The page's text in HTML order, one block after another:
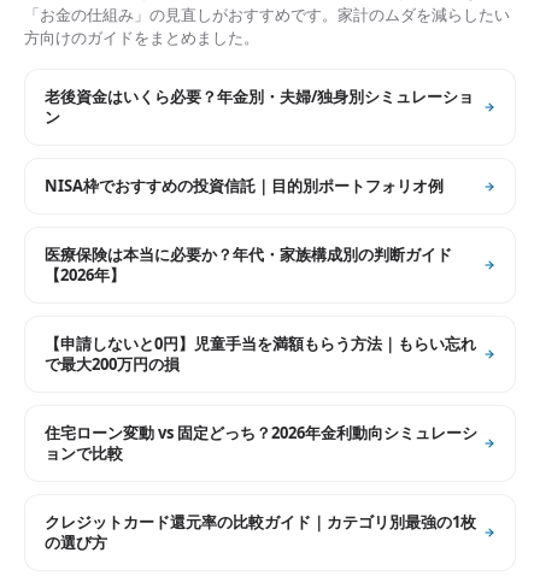
「お金の仕組み」の見直しがおすすめです。家計のムダを減らしたい
方向けのガイドをまとめました。
老後資金はいくら必要？年金別・夫婦/独身別シミュレーショ
ン
NISA枠でおすすめの投資信託｜目的別ポートフォリオ例
医療保険は本当に必要か？年代・家族構成別の判断ガイド
【2026年】
【申請しないと0円】児童手当を満額もらう方法｜もらい忘れ
で最大200万円の損
住宅ローン変動 vs 固定どっち？2026年金利動向シミュレーシ
ョンで比較
クレジットカード還元率の比較ガイド｜カテゴリ別最強の1枚
の選び方